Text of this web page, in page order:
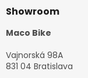
Showroom
Maco Bike
Vajnorská 98A
831 04 Bratislava